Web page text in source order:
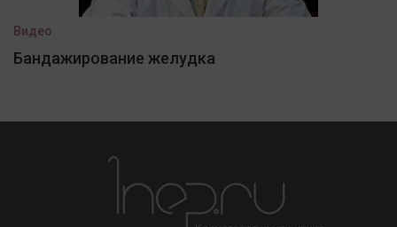
Видео
Бандажирование желудка